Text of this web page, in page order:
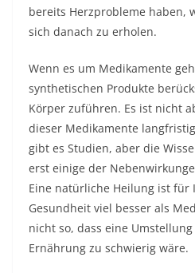
bereits Herzprobleme haben,
sich danach zu erholen.
Wenn es um Medikamente
synthetischen Produkte
Körper zuführen. Es ist nicht
dieser Medikamente
gibt es Studien, aber die
erst einige der
Eine natürliche Heilung ist für
Gesundheit viel besser als
nicht so, dass eine
Ernährung zu schwierig wäre.